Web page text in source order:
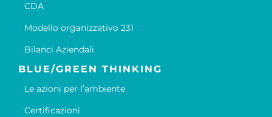
CDA
Modello organizzativo 231
Bilanci Aziendali
BLUE/GREEN THINKING
Le azioni per l’ambiente
Certificazioni